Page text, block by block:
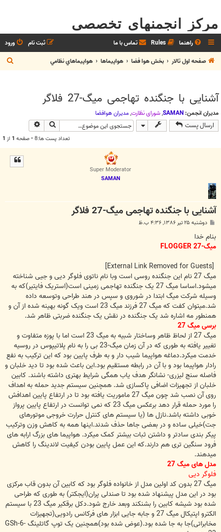
مرکز انجمنهای تخصصی
راهنما Rules تماس با ما ورود
ثبت نام
صفحه اول تالار
بخش هوا فضا هواپيماها هواپيماهاي نظامي
س
آشنایی با جنگنده تهاجمی میگ-27 فلاگر
مدیران انجمن: SAMAN
,شوراي نظارت,مديران هوافضا
ارسال پست جستجو
تعداد پست ها:8 • صفحه 1 از 1
Super Moderator
SAMAN
آشنایی با جنگنده تهاجمی میگ-27 فلاگر
ت
دوشنبه ۲۵ تیر ۱۳۸۶, ۴:۳۶ ب.ظ
بنام خدا
میگ-27 FLOGGER
[External Link Removed for Guests]
میگ 27 نام این جنگنده روسی است وبا نام ناتوی فلوگر دیی و جیی شناخته
میشود.اساسا میگ 27 یک جنگنده تهاجمی زمینی است(استریک فایتیر)که به
وسیله شرکت میگ ابتدا در شوروی و سپس در هند طراحی وتوسعه داده
شد.میتوان کفت که میگ 27 فرزند میگ 23 است ویک گونه بهینه شده از آن و
همنطور مه اشاره شد یک جنگنده در نقش یک جنگنده ضربتی ظاهر شد.
برسی میگ 27
میگ 27 از لحاظ ظاهر وساختار شبیه به میگ 23 است اما با پوزه متفاوت و
تغییر یافته به طوری که در آن زمان میگ-23 بی را به نام پلاتیپوس در روسیه
خدمت میکرد.دماغه هواپیما شیب دار و به طرف پایین بود که این ترکیب به نفع
رادار هواپیما بود و با آن در رابطه مستقیم بود.این باعث شده بود تا دید خلبان و
فاصله سنج لیزری- نشانگر هدف یاب همگی شرایط بهتری داشته باشند. کابین
خلبان از تجهیزات اضافی پاکسازی شد. همچنین سیستم جدید حمله به اهداف
روی آن نصب شد چون میگ 27 ماموریت یافته بود تا در ارتفاع پایین اهدافش
را مورد حمله قرار دهد برعکس میگ 23 که نمی توانست در ارتفاع پایین پرواز
خوبی داشته باشد.نازل ها (یا سیستم های کنترل حرارت خروجی موتورهای
جت)خیلی ساده و در بعضی جاها حذف شدند.اینها همه به کاهش وزن وترکیب
پیکر بندی سادتر و داشتن ثبات بیشتر کمک میکرد. هواپیما های بزرگ ارابه های
فرود سنگین تری هم دارند.که این عمل پایین بودن کیفیت لاندینگ را کاهش
میدهند.
مدل های میگ 27
فلوگر دیی
میگ 27 بدون کد اولین مدل از خانواده فلوگر بود که کابین آن بدون قاب مرکزی
بود در این مدل پیشنهاد شده بود تا صندلی پران(ایجکتر) به طوری که طراحی
شده بود شیشه کابین را بشنکند وبعد خارج شود.دکل برقکیر میگ 23 با سیستم
الکترو اپتیکال میگ 27 و جابه جایی ابزار های فرکانس رادویی(تجهیزات
مخابراتی)جا به جا شده بود.(عوض شده بود)همچنین یک توپ گاتلینگ GSh-6-